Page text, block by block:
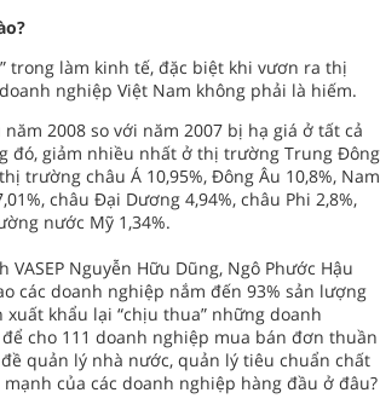
trong làm kinh tế, đặc biệt khi vươn ra thị
nghiệp Việt Nam không phải là hiếm.
2008 so với năm 2007 bị hạ giá ở tất cả
đó, giảm nhiều nhất ở thị trường Trung Đông
trường châu Á 10,95%, Đông Âu 10,8%, Nam
châu Đại Dương 4,94%, châu Phi 2,8%,
nước Mỹ 1,34%.
VASEP Nguyễn Hữu Dũng, Ngô Phước Hậu
các doanh nghiệp nắm đến 93% sản lượng
khẩu lại “chịu thua” những doanh
cho 111 doanh nghiệp mua bán đơn thuần
đề quản lý nhà nước, quản lý tiêu chuẩn chất
của các doanh nghiệp hàng đầu ở đâu?